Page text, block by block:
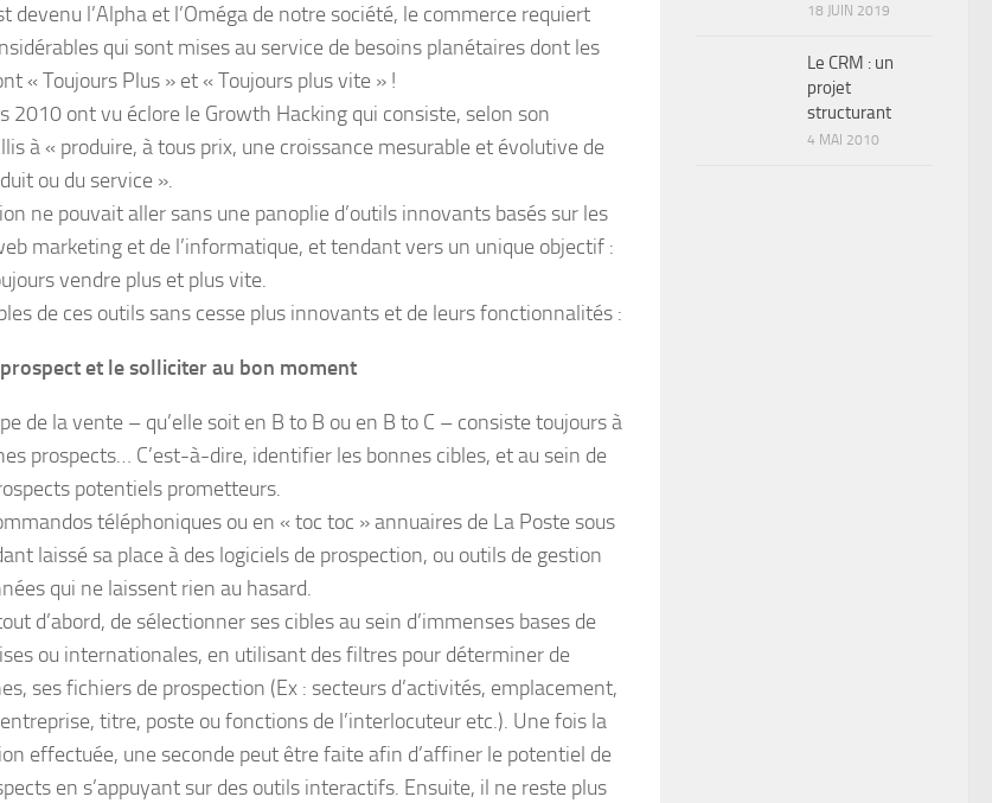
devenu l’Alpha et l’Oméga de notre société, le commerce requiert
qui sont mises au service de besoins planétaires dont les
« Toujours Plus » et « Toujours plus vite » !
2010 ont vu éclore le Growth Hacking qui consiste, selon son
à « produire, à tous prix, une croissance mesurable et évolutive de
ou du service ».
ne pouvait aller sans une panoplie d’outils innovants basés sur les
marketing et de l’informatique, et tendant vers un unique objectif :
vendre plus et plus vite.
de ces outils sans cesse plus innovants et de leurs fonctionnalités :
et le solliciter au bon moment
de la vente – qu’elle soit en B to B ou en B to C – consiste toujours à
prospects… C’est-à-dire, identifier les bonnes cibles, et au sein de
potentiels prometteurs.
téléphoniques ou en « toc toc » annuaires de La Poste sous
laissé sa place à des logiciels de prospection, ou outils de gestion
qui ne laissent rien au hasard.
d’abord, de sélectionner ses cibles au sein d’immenses bases de
ou internationales, en utilisant des filtres pour déterminer de
ses fichiers de prospection (Ex : secteurs d’activités, emplacement,
titre, poste ou fonctions de l’interlocuteur etc.). Une fois la
effectuée, une seconde peut être faite afin d’affiner le potentiel de
en s’appuyant sur des outils interactifs. Ensuite, il ne reste plus
18 JUIN 2019
Le CRM : un
projet
structurant
4 MAI 2010